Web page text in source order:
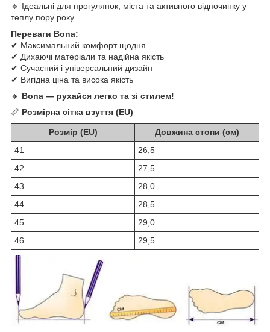
🔹 Ідеальні для прогулянок, міста та активного відпочинку у
теплу пору року.
Переваги Bona:
✔ Максимальний комфорт щодня
✔ Дихаючі матеріали та надійна якість
✔ Сучасний і універсальний дизайн
✔ Вигідна ціна та висока якість
🔸 Bona — рухайся легко та зі стилем!
📏 Розмірна сітка взуття (EU)
Розмір (EU)
Довжина стопи (см)
41
26,5
42
27,5
43
28,0
44
28,5
45
29,0
46
29,5